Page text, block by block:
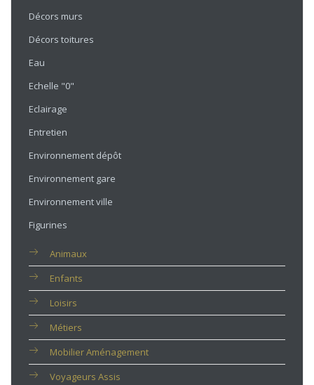
Décors murs
Décors toitures
Eau
Echelle "0"
Eclairage
Entretien
Environnement dépôt
Environnement gare
Environnement ville
Figurines
Animaux
Enfants
Loisirs
Métiers
Mobilier Aménagement
Voyageurs Assis